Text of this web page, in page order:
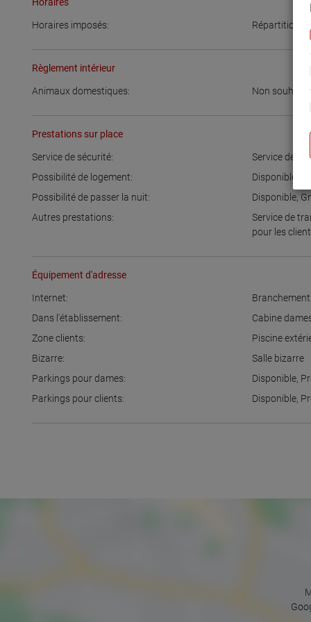
Horaires imposés: Répartition
Règlement intérieur
Animaux domestiques: Non
Prestations sur place
Service de sécurité:
Service de
Possibilité de logement:
Disponible
Possibilité de passer la nuit:
Disponible
Autres prestations:
Service de
pour les
Équipement d'adresse
Internet:
Dans l'établissement:
Cabine
Zone clients:
Piscine
Bizarre:
Salle bizarre
Parkings pour dames:
Disponible,
Parkings pour clients:
Disponible,